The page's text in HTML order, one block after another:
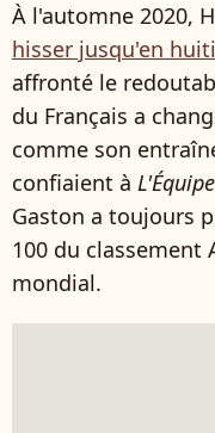
À l'automne 2020,
hisser jusqu'en
affronté le
du Français a
comme son
confiaient à L'Équipe
Gaston a toujours
100 du classement
mondial.